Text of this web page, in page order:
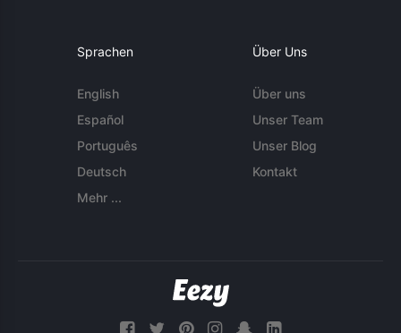
Sprachen
English
Español
Português
Deutsch
Mehr ...
Über Uns
Über uns
Unser Team
Unser Blog
Kontakt